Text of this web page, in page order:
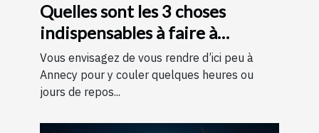
Quelles sont les 3 choses
indispensables à faire à
Annecy ?
Vous envisagez de vous rendre d’ici peu à
Annecy pour y couler quelques heures ou
jours de repos...